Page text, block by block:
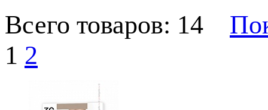
Всего товаров: 14
1 2